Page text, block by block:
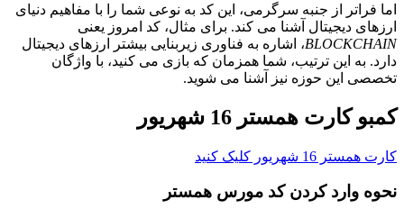
اما فراتر از جنبه سرگرمی، این کد به نوعی شما را با مفاهیم دنیای
ارزهای دیجیتال آشنا می کند. برای مثال، کد امروز یعنی
BLOCKCHAIN، اشاره به فناوری زیربنایی بیشتر ارزهای دیجیتال
دارد. به این ترتیب، شما همزمان که بازی می کنید، با واژگان
تخصصی این حوزه نیز آشنا می شوید.
کمبو کارت همستر 16 شهریور
کارت همستر 16 شهریور کلیک کنید
نحوه وارد کردن کد مورس همستر